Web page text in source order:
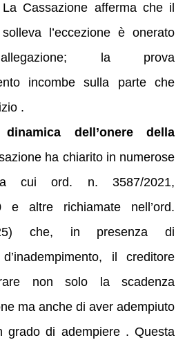
Cassazione afferma che il
l’eccezione è onerato
la prova
incombe sulla parte che
.
dinamica dell’onere della
ha chiarito in numerose
cui ord. n. 3587/2021,
e altre richiamate nell’ord.
che, in presenza di
d’inadempimento, il creditore
non solo la scadenza
ma anche di aver adempiuto
grado di adempiere . Questa